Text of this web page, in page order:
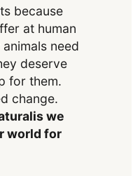
because
at human
need
deserve
for them.
change.
we
world for